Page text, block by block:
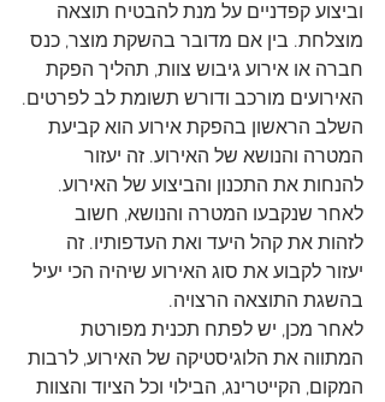
וביצוע קפדניים על מנת להבטיח תוצאה
מוצלחת. בין אם מדובר בהשקת מוצר, כנס
חברה או אירוע גיבוש צוות, תהליך הפקת
האירועים מורכב ודורש תשומת לב לפרטים.
השלב הראשון בהפקת אירוע הוא קביעת
המטרה והנושא של האירוע. זה יעזור
להנחות את התכנון והביצוע של האירוע.
לאחר שנקבעו המטרה והנושא, חשוב
לזהות את קהל היעד ואת העדפותיו. זה
יעזור לקבוע את סוג האירוע שיהיה הכי יעיל
בהשגת התוצאה הרצויה.
לאחר מכן, יש לפתח תכנית מפורטת
המתווה את הלוגיסטיקה של האירוע, לרבות
המקום, הקייטרינג, הבילוי וכל הציוד והצוות